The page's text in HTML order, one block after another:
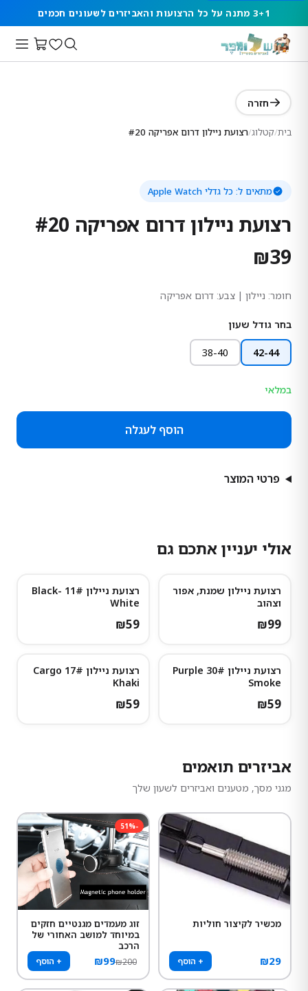
3+1 מתנה על כל הרצועות והאביזרים לשעונים חכמים
חזרה
בית/קטלוג/רצועת ניילון דרום אפריקה #20
מתאים ל: כל גדלי Apple Watch
רצועת ניילון דרום אפריקה #20
₪39
חומר: ניילון | צבע: דרום אפריקה
בחר גודל שעון
42-44
38-40
במלאי
הוסף לעגלה
פרטי המוצר
אולי יעניין אתכם גם
רצועת ניילון שמנת, אפור
וצהוב
₪99
רצועת ניילון 11# Black-
White
₪59
רצועת ניילון 30# Purple
Smoke
₪59
רצועת ניילון 17# Cargo
Khaki
₪59
אביזרים תואמים
מגני מסך, מטענים ואביזרים לשעון שלך
מכשיר לקיצור חוליות
₪29 + הוסף
-
51%
זוג מעמדים מגנטיים חזקים
במיוחד למושב האחורי של
הרכב
₪99₪200 + הוסף